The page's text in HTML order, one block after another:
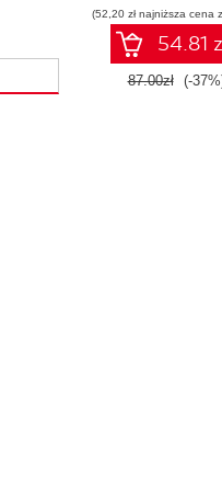
promptów z
technologiami
dla
(52,20 zł najniższa cena
54.81
87.00zł (-